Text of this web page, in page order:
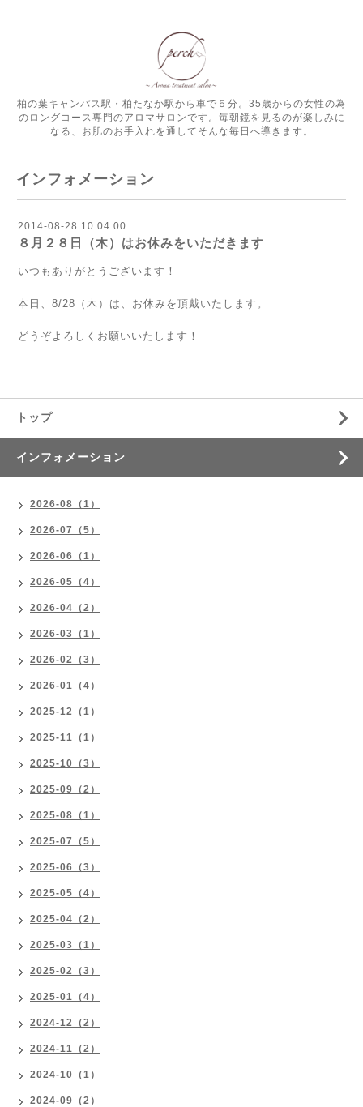
柏の葉キャンパス駅・柏たなか駅から車で５分。35歳からの女性の為
のロングコース専門のアロマサロンです。毎朝鏡を見るのが楽しみに
なる、お肌のお手入れを通してそんな毎日へ導きます。
インフォメーション
2014-08-28 10:04:00
８月２８日（木）はお休みをいただきます
いつもありがとうございます！
本日、8/28（木）は、お休みを頂戴いたします。
どうぞよろしくお願いいたします！
トップ
インフォメーション
2026-08（1）
2026-07（5）
2026-06（1）
2026-05（4）
2026-04（2）
2026-03（1）
2026-02（3）
2026-01（4）
2025-12（1）
2025-11（1）
2025-10（3）
2025-09（2）
2025-08（1）
2025-07（5）
2025-06（3）
2025-05（4）
2025-04（2）
2025-03（1）
2025-02（3）
2025-01（4）
2024-12（2）
2024-11（2）
2024-10（1）
2024-09（2）